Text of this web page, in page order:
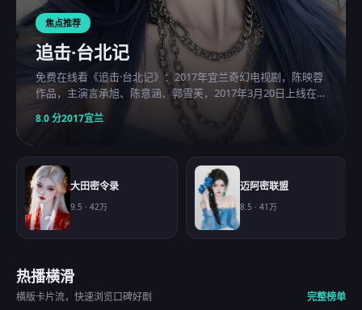
焦点推荐
追击·台北记
免费在线看《追击·台北记》：2017年宜兰奇幻电视剧，陈映蓉
作品，主演言承旭、陈意涵、郭雪芙，2017年3月20日上线在
线观看免费高清的电视剧。
8.0分2017宜兰
大田密令录
9.5 · 42万
迈阿密联盟
8.5 · 41万
热播横滑
横版卡片流，快速浏览口碑好剧 完整榜单